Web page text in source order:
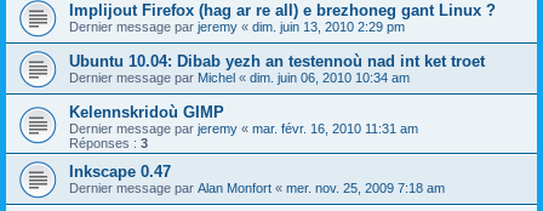
Implijout Firefox (hag ar re all) e brezhoneg gant Linux ?
Dernier message par jeremy « dim. juin 13, 2010 2:29 pm
Ubuntu 10.04: Dibab yezh an testennoù nad int ket troet
Dernier message par Michel « dim. juin 06, 2010 10:34 am
Kelennskridoù GIMP
Dernier message par jeremy « mar. févr. 16, 2010 11:31 am
Réponses : 3
Inkscape 0.47
Dernier message par Alan Monfort « mer. nov. 25, 2009 7:18 am